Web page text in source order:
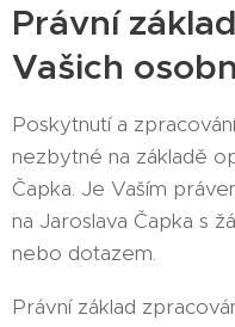
Právní
Vašich
Poskytnutí a
nezbytné na základě
Čapka. Je Vaším
na Jaroslava Čapka s
nebo dotazem.
Právní základ